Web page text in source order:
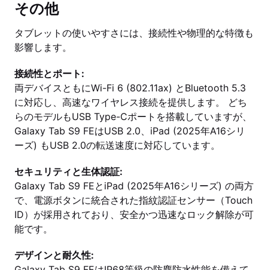
その他
タブレットの使いやすさには、接続性や物理的な特徴も
影響します。
接続性とポート:
両デバイスともにWi-Fi 6 (802.11ax) とBluetooth 5.3
に対応し、高速なワイヤレス接続を提供します。 どち
らのモデルもUSB Type-Cポートを搭載していますが、
Galaxy Tab S9 FEはUSB 2.0、iPad (2025年A16シリ
ーズ) もUSB 2.0の転送速度に対応しています。
セキュリティと生体認証:
Galaxy Tab S9 FEとiPad (2025年A16シリーズ) の両方
で、電源ボタンに統合された指紋認証センサー（Touch
ID）が採用されており、安全かつ迅速なロック解除が可
能です。
デザインと耐久性: